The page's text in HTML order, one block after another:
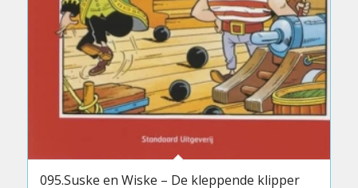
095.Suske en Wiske – De kleppende klipper